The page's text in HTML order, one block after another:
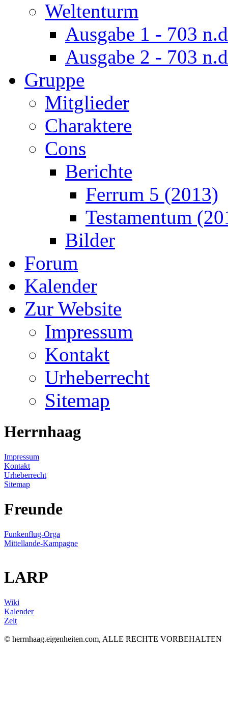
Weltenturm
Ausgabe 1 - 703
Ausgabe 2 - 703
Gruppe
Mitglieder
Charaktere
Cons
Berichte
Ferrum 5 (2013)
Testamentum
Bilder
Forum
Kalender
Zur Website
Impressum
Kontakt
Urheberrecht
Sitemap
Herrnhaag
Impressum
Kontakt
Urheberrecht
Sitemap
Freunde
Funkenflug-Orga
Mittellande-Kampagne
LARP
Wiki
Kalender
Zeit
© herrnhaag.eigenheiten.com, ALLE RECHTE VORBEHALTEN